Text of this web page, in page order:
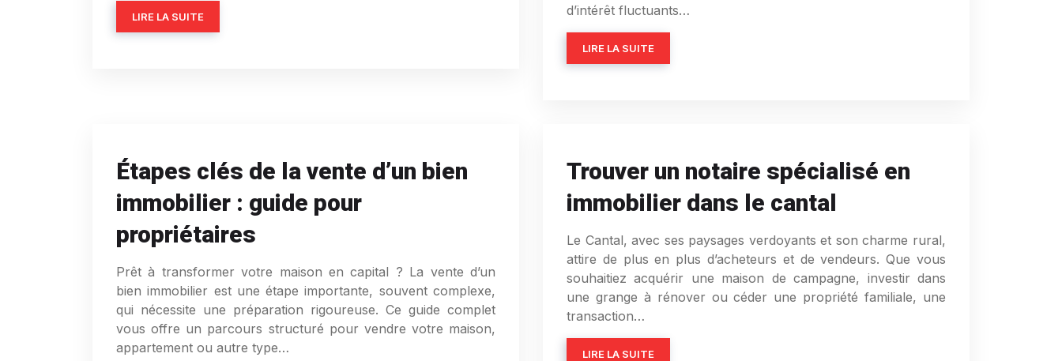
LIRE LA SUITE
d’intérêt fluctuants…
LIRE LA SUITE
Étapes clés de la vente d’un bien
immobilier : guide pour
propriétaires
Prêt à transformer votre maison en capital ? La vente d’un
bien immobilier est une étape importante, souvent complexe,
qui nécessite une préparation rigoureuse. Ce guide complet
vous offre un parcours structuré pour vendre votre maison,
appartement ou autre type…
Trouver un notaire spécialisé en
immobilier dans le cantal
Le Cantal, avec ses paysages verdoyants et son charme rural,
attire de plus en plus d’acheteurs et de vendeurs. Que vous
souhaitiez acquérir une maison de campagne, investir dans
une grange à rénover ou céder une propriété familiale, une
transaction…
LIRE LA SUITE